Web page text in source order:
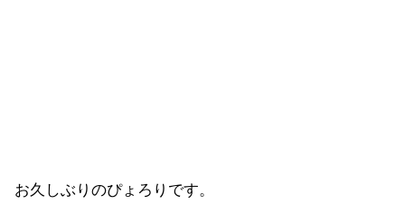
お久しぶりのぴょろりです。